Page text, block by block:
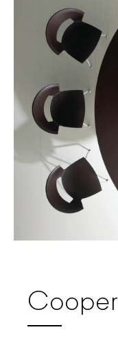
Cooper